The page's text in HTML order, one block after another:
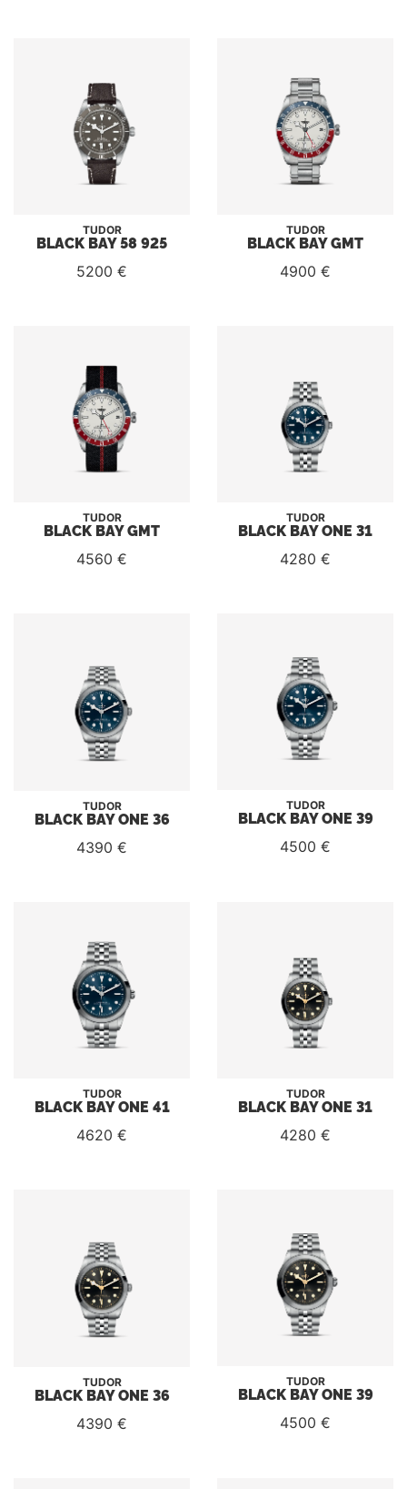
TUDOR
BLACK BAY 58 925
5200 €
TUDOR
BLACK BAY GMT
4900 €
TUDOR
BLACK BAY GMT
4560 €
TUDOR
BLACK BAY ONE 31
4280 €
TUDOR
BLACK BAY ONE 36
4390 €
TUDOR
BLACK BAY ONE 39
4500 €
TUDOR
BLACK BAY ONE 41
4620 €
TUDOR
BLACK BAY ONE 31
4280 €
TUDOR
BLACK BAY ONE 36
4390 €
TUDOR
BLACK BAY ONE 39
4500 €